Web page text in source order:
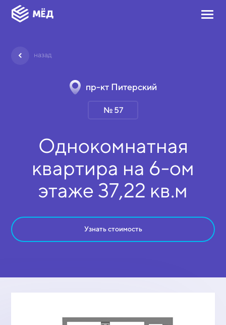
назад
пр-кт Питерский
№ 57
Однокомнатная
квартира на 6-ом
этаже 37,22 кв.м
Узнать стоимость